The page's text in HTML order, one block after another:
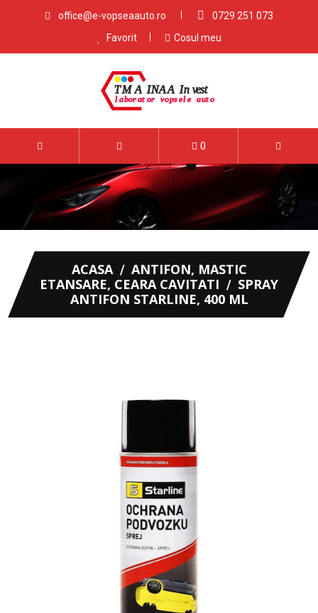
office@e-vopseaauto.ro
0729 251 073
Favorit
Cosul meu
0
ACASA
ANTIFON, MASTIC
ETANSARE, CEARA CAVITATI
SPRAY
ANTIFON STARLINE, 400 ML